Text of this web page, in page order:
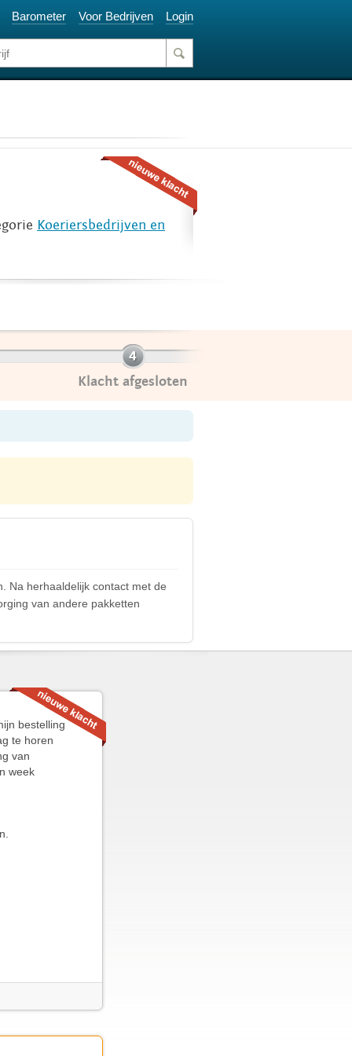
Barometer Voor Bedrijven Login
Koeriersbedrijven en
Klacht afgesloten
Na herhaaldelijk contact met de
van andere pakketten
bestelling
te horen
van
week